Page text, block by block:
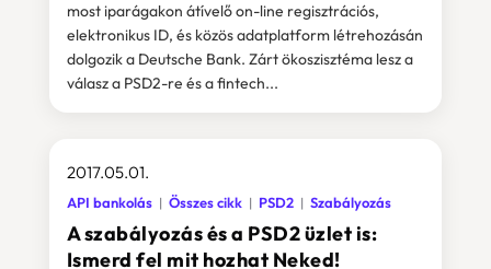
most iparágakon átívelő on-line regisztrációs,
elektronikus ID, és közös adatplatform létrehozásán
dolgozik a Deutsche Bank. Zárt ökoszisztéma lesz a
válasz a PSD2-re és a fintech...
A szabályozás és a PSD2 üzlet is:
Ismerd fel mit hozhat Neked!
2017.05.01.
API bankolás Összes cikk PSD2 Szabályozás